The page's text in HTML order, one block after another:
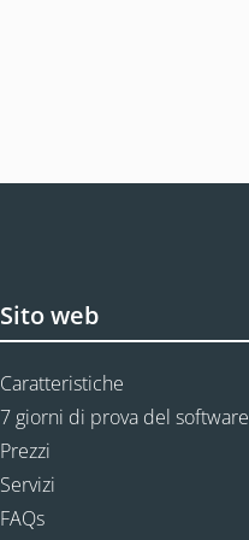
Sito web
Caratteristiche
7 giorni di prova del software
Prezzi
Servizi
FAQs